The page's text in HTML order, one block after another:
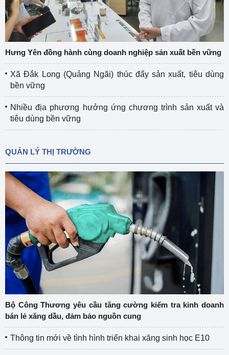
Hưng Yên đồng hành cùng doanh nghiệp sản xuất bền vững
Xã Đắk Long (Quảng Ngãi) thúc đẩy sản xuất, tiêu dùng
bền vững
Nhiều địa phương hưởng ứng chương trình sản xuất và
tiêu dùng bền vững
QUẢN LÝ THỊ TRƯỜNG
Bộ Công Thương yêu cầu tăng cường kiểm tra kinh doanh
bán lẻ xăng dầu, đảm bảo nguồn cung
Thông tin mới về tình hình triển khai xăng sinh học E10